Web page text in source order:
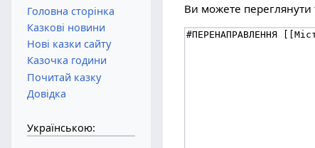
Ви можете переглянути
Головна сторінка
Казкові новини
Нові казки сайту
Казочка години
Почитай казку
Довідка
Українською: